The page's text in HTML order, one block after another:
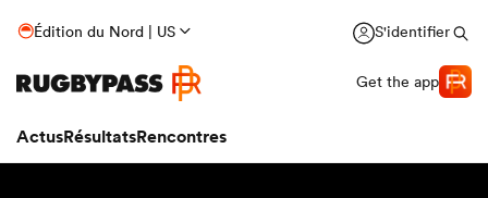
Édition du Nord | US S'identifier
Get the app
ActusRésultatsRencontres